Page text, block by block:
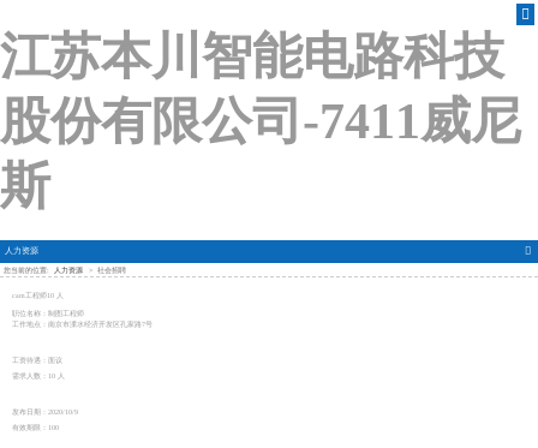
江苏本川智能电路科技
股份有限公司-7411威尼
斯
人力资源
您当前的位置: 人力资源 > 社会招聘
cam工程师10 人
职位名称：制图工程师
工作地点：南京市溧水经济开发区孔家路7号
工资待遇：面议
需求人数：10 人
发布日期：2020/10/9
有效期限：100